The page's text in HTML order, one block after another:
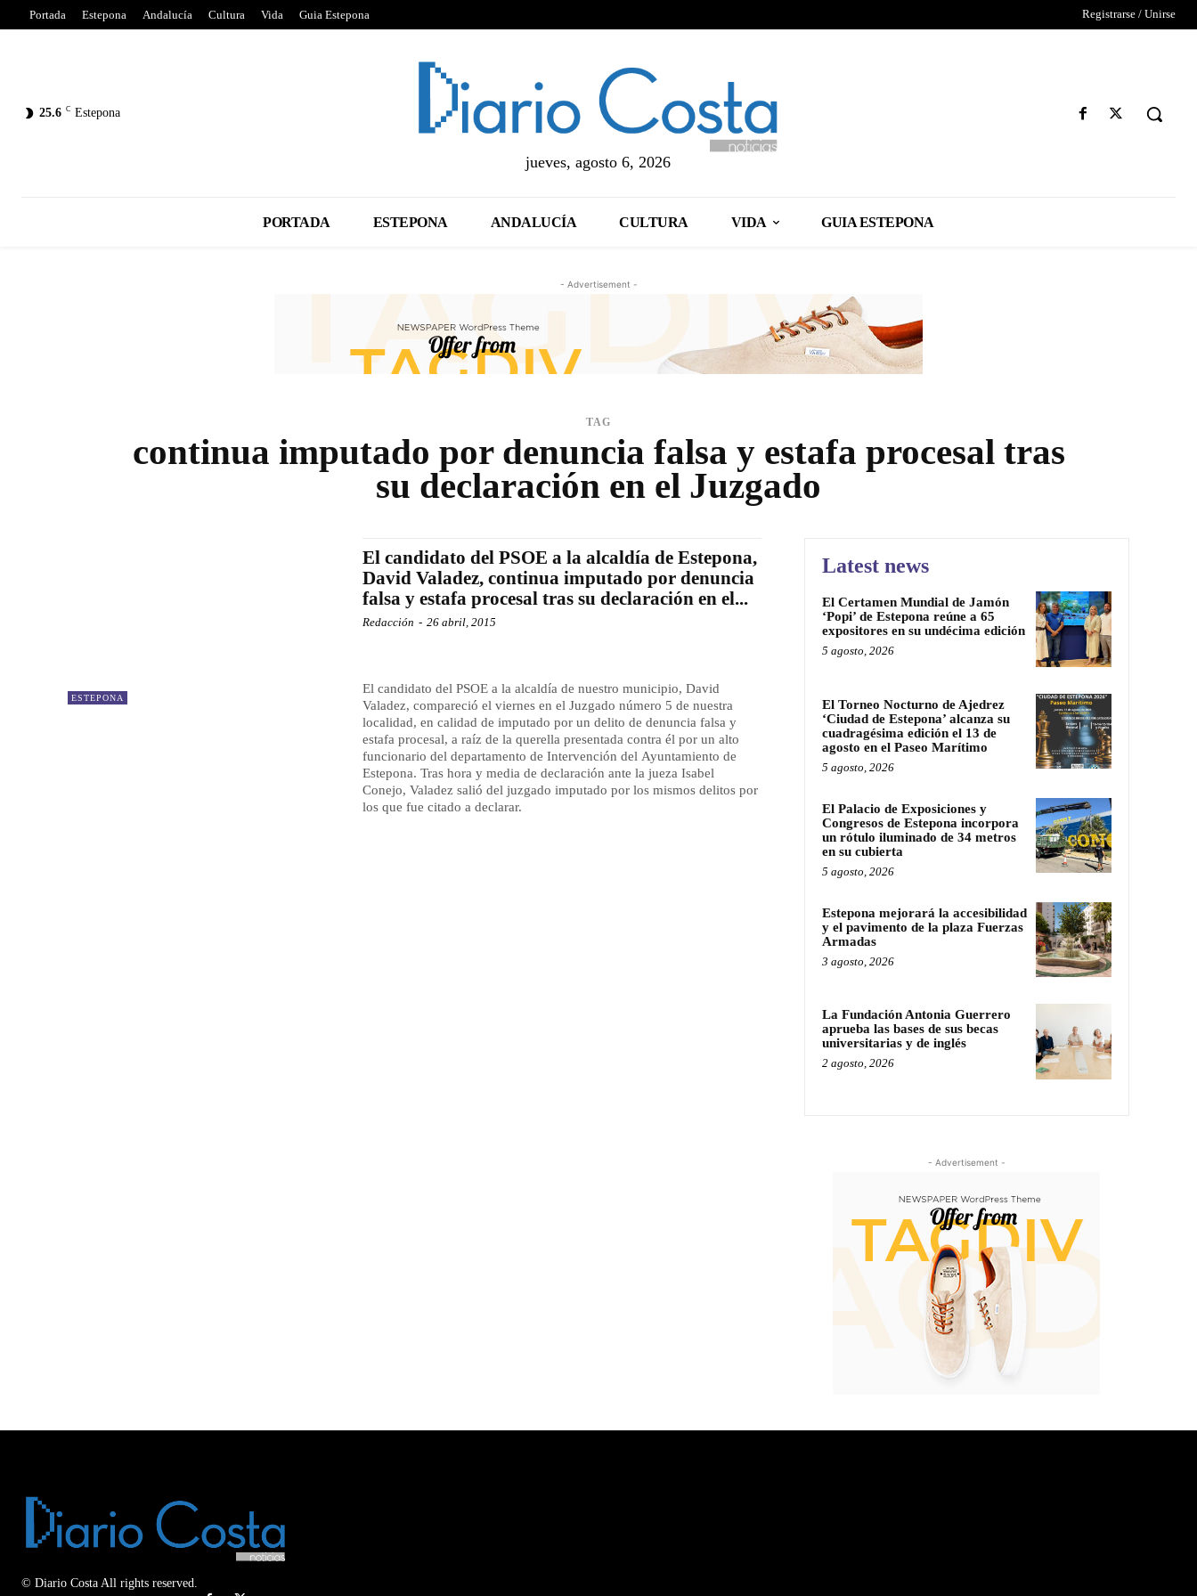
Portada Estepona Andalucía Cultura Vida Guia Estepona Registrarse / Unirse
25.6 C Estepona
jueves, agosto 6, 2026
PORTADA ESTEPONA ANDALUCÍA CULTURA VIDA GUIA ESTEPONA
- Advertisement -
TAG
continua imputado por denuncia falsa y estafa procesal tras
su declaración en el Juzgado
ESTEPONA
El candidato del PSOE a la alcaldía de Estepona,
David Valadez, continua imputado por denuncia
falsa y estafa procesal tras su declaración en el...
Redacción - 26 abril, 2015
El candidato del PSOE a la alcaldía de nuestro municipio, David
Valadez, compareció el viernes en el Juzgado número 5 de nuestra
localidad, en calidad de imputado por un delito de denuncia falsa y
estafa procesal, a raíz de la querella presentada contra él por un alto
funcionario del departamento de Intervención del Ayuntamiento de
Estepona. Tras hora y media de declaración ante la jueza Isabel
Conejo, Valadez salió del juzgado imputado por los mismos delitos por
los que fue citado a declarar.
Latest news
El Certamen Mundial de Jamón
‘Popi’ de Estepona reúne a 65
expositores en su undécima edición
5 agosto, 2026
El Torneo Nocturno de Ajedrez
‘Ciudad de Estepona’ alcanza su
cuadragésima edición el 13 de
agosto en el Paseo Marítimo
5 agosto, 2026
El Palacio de Exposiciones y
Congresos de Estepona incorpora
un rótulo iluminado de 34 metros
en su cubierta
5 agosto, 2026
Estepona mejorará la accesibilidad
y el pavimento de la plaza Fuerzas
Armadas
3 agosto, 2026
La Fundación Antonia Guerrero
aprueba las bases de sus becas
universitarias y de inglés
2 agosto, 2026
- Advertisement -
© Diario Costa All rights reserved.